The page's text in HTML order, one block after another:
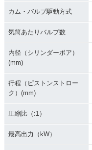
カム・バルブ駆動方式
気筒あたりバルブ数
内径（シリンダーボア）
(mm)
行程（ピストンストロー
ク）(mm)
圧縮比（:1）
最高出力（kW）